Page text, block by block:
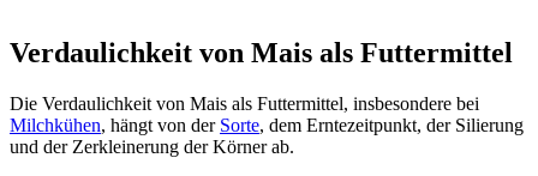
Verdaulichkeit von Mais als Futtermittel
Die Verdaulichkeit von Mais als Futtermittel, insbesondere bei
Milchkühen, hängt von der Sorte, dem Erntezeitpunkt, der Silierung
und der Zerkleinerung der Körner ab.